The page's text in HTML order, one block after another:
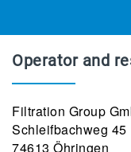
Operator and
Filtration Group
Schleifbachweg 45
74613 Öhringen